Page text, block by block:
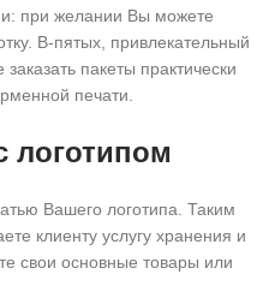
при желании Вы можете
В-пятых, привлекательный
пакеты практически
печати.
логотипом
Вашего логотипа. Таким
клиенту услугу хранения и
свои основные товары или